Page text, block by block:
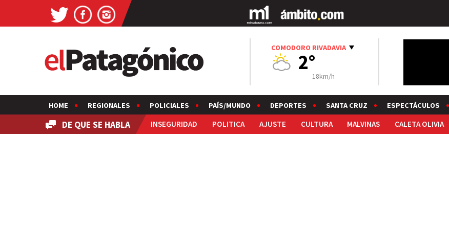
COMODORO RIVADAVIA
2°
18km/h
HOME REGIONALES POLICIALES PAÍS/MUNDO DEPORTES SANTA CRUZ ESPECTÁCULOS
DE QUE SE HABLA INSEGURIDAD POLITICA AJUSTE CULTURA MALVINAS CALETA OLIVIA